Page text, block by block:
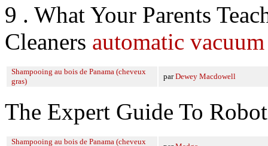
9 . What Your Parents
Cleaners automatic
Shampooing au bois de Panama (cheveux
gras)
parDewey Macdowell
The Expert Guide To
Shampooing au bois de Panama (cheveux